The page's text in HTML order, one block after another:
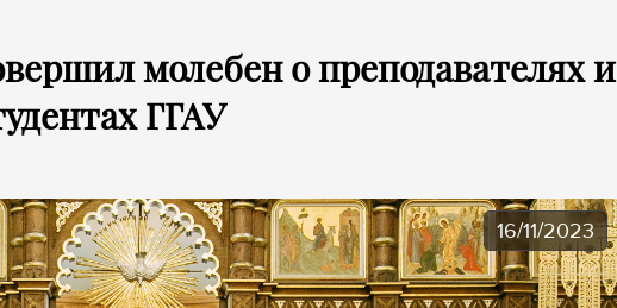
молебен о преподавателях и
ГГАУ
16/11/2023